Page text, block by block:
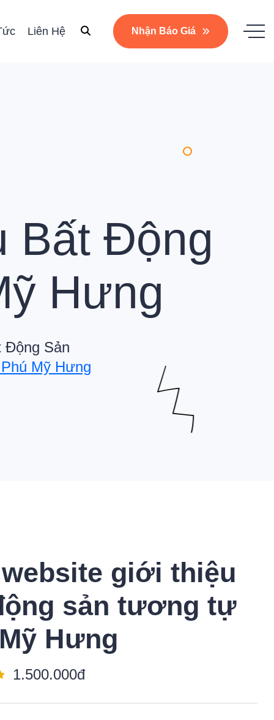
Liên Hệ Nhận Báo Giá
Bất Động
Hưng
Động Sản
Mỹ Hưng
giới thiệu
sản tương tự
Hưng
1.500.000đ